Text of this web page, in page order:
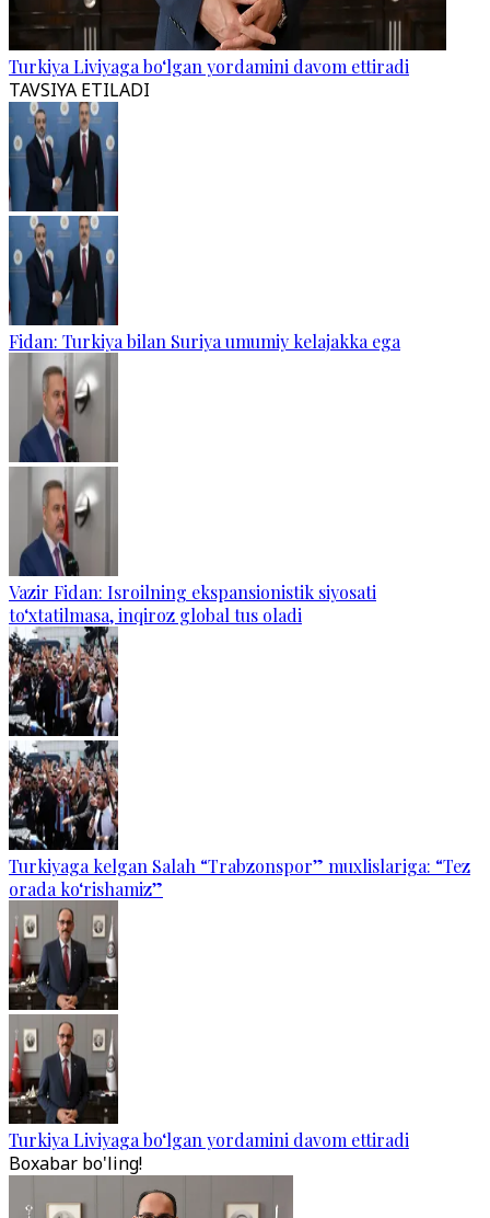
Turkiya Liviyaga bo‘lgan yordamini davom ettiradi
TAVSIYA ETILADI
Fidan: Turkiya bilan Suriya umumiy kelajakka ega
Vazir Fidan: Isroilning ekspansionistik siyosati
to‘xtatilmasa, inqiroz global tus oladi
Turkiyaga kelgan Salah “Trabzonspor” muxlislariga: “Tez
orada ko‘rishamiz”
Turkiya Liviyaga bo‘lgan yordamini davom ettiradi
Boxabar bo'ling!